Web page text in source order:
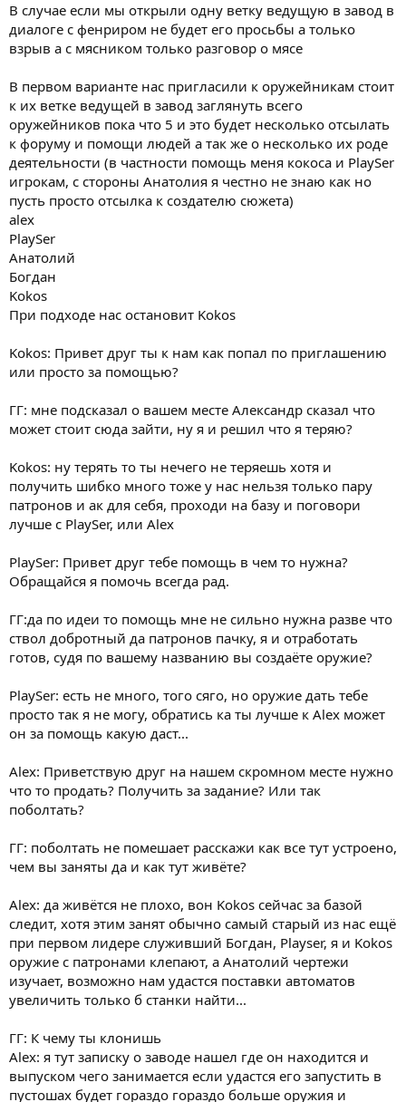
В случае если мы открыли одну ветку ведущую в завод в
диалоге с фенриром не будет его просьбы а только
взрыв а с мясником только разговор о мясе
В первом варианте нас пригласили к оружейникам стоит
к их ветке ведущей в завод заглянуть всего
оружейников пока что 5 и это будет несколько отсылать
к форуму и помощи людей а так же о несколько их роде
деятельности (в частности помощь меня кокоса и PlaySer
игрокам, с стороны Анатолия я честно не знаю как но
пусть просто отсылка к создателю сюжета)
alex
PlaySer
Анатолий
Богдан
Kokos
При подходе нас остановит Kokos
Kokos: Привет друг ты к нам как попал по приглашению
или просто за помощью?
ГГ: мне подсказал о вашем месте Александр сказал что
может стоит сюда зайти, ну я и решил что я теряю?
Kokos: ну терять то ты нечего не теряешь хотя и
получить шибко много тоже у нас нельзя только пару
патронов и ак для себя, проходи на базу и поговори
лучше с PlaySer, или Alex
PlaySer: Привет друг тебе помощь в чем то нужна?
Обращайся я помочь всегда рад.
ГГ:да по идеи то помощь мне не сильно нужна разве что
ствол добротный да патронов пачку, я и отработать
готов, судя по вашему названию вы создаёте оружие?
PlaySer: есть не много, того сяго, но оружие дать тебе
просто так я не могу, обратись ка ты лучше к Alex может
он за помощь какую даст...
Alex: Приветствую друг на нашем скромном месте нужно
что то продать? Получить за задание? Или так
поболтать?
ГГ: поболтать не помешает расскажи как все тут устроено,
чем вы заняты да и как тут живёте?
Alex: да живётся не плохо, вон Kokos сейчас за базой
следит, хотя этим занят обычно самый старый из нас ещё
при первом лидере служивший Богдан, Playser, я и Kokos
оружие с патронами клепают, а Анатолий чертежи
изучает, возможно нам удастся поставки автоматов
увеличить только б станки найти...
ГГ: К чему ты клонишь
Alex: я тут записку о заводе нашел где он находится и
выпуском чего занимается если удастся его запустить в
пустошах будет гораздо гораздо больше оружия и